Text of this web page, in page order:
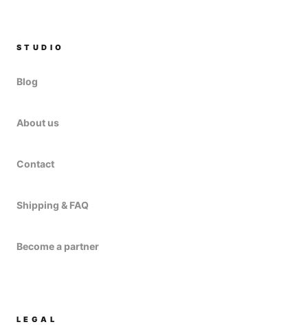
STUDIO
Blog
About us
Contact
Shipping & FAQ
Become a partner
LEGAL